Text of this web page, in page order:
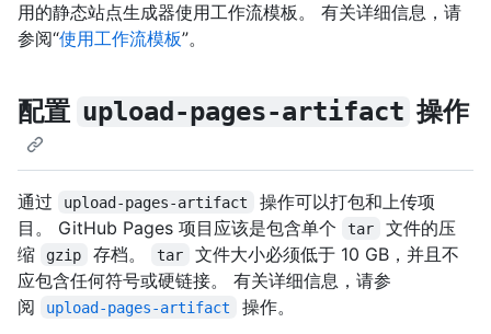
用的静态站点生成器使用工作流模板。 有关详细信息，请
参阅“使用工作流模板”。
配置 upload-pages-artifact 操作
通过 upload-pages-artifact
操作可以打包和上传项
目。 GitHub Pages 项目应该是包含单个
tar
文件的压
缩
gzip 存档。 tar
文件大小必须低于 10 GB，并且不
应包含任何符号或硬链接。 有关详细信息，请参
阅
upload-pages-artifact
操作。